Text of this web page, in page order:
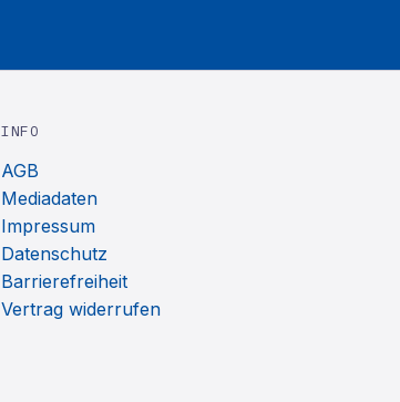
INFO
AGB
Mediadaten
Impressum
Datenschutz
Barrierefreiheit
Vertrag widerrufen